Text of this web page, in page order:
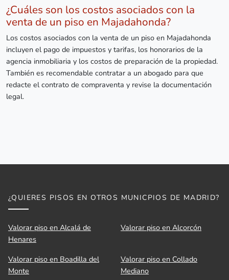
¿Cuáles son los costos asociados con la
venta de un piso en Majadahonda?
Los costos asociados con la venta de un piso en Majadahonda
incluyen el pago de impuestos y tarifas, los honorarios de la
agencia inmobiliaria y los costos de preparación de la propiedad.
También es recomendable contratar a un abogado para que
redacte el contrato de compraventa y revise la documentación
legal.
¿QUIERES PISOS EN OTROS MUNICPIOS DE MADRID?
Valorar piso en Alcalá de
Henares
Valorar piso en Alcorcón
Valorar piso en Boadilla del
Monte
Valorar piso en Collado
Mediano